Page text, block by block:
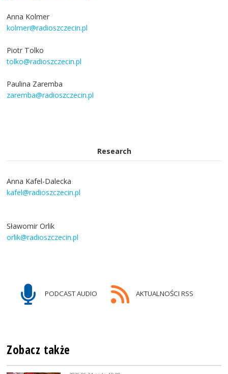
Anna Kolmer
kolmer@radioszczecin.pl
Piotr Tolko
tolko@radioszczecin.pl
Paulina Zaremba
zaremba@radioszczecin.pl
Research
Anna Kafel-Dalecka
kafel@radioszczecin.pl
Sławomir Orlik
orlik@radioszczecin.pl
PODCAST AUDIO AKTUALNOŚCI RSS
Zobacz także